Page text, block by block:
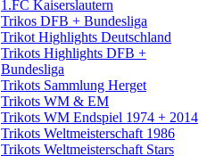
1.FC Kaiserslautern
Trikos DFB + Bundesliga
Trikot Highlights Deutschland
Trikots Highlights DFB +
Bundesliga
Trikots Sammlung Herget
Trikots WM & EM
Trikots WM Endspiel 1974 + 2014
Trikots Weltmeisterschaft 1986
Trikots Weltmeisterschaft Stars